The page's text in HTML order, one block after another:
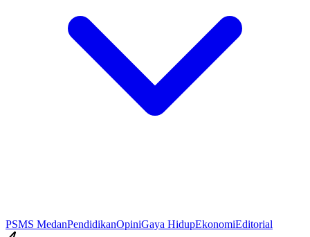
PSMS MedanPendidikanOpiniGaya HidupEkonomiEditorial